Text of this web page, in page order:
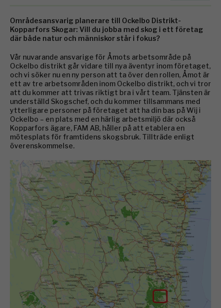
Områdesansvarig planerare till Ockelbo Distrikt-
Kopparfors Skogar: Vill du jobba med skog i ett företag
där både natur och människor står i fokus?
Vår nuvarande ansvarige för Åmots arbetsområde på
Ockelbo distrikt går vidare till nya äventyr inom företaget,
och vi söker nu en ny person att ta över den rollen, Åmot är
ett av tre arbetsområden inom Ockelbo distrikt, och vi tror
att du kommer att trivas riktigt bra i vårt team. Tjänsten är
underställd Skogschef, och du kommer tillsammans med
ytterligare personer på företaget att ha din bas på Wij i
Ockelbo – en plats med en härlig arbetsmiljö där också
Kopparfors ägare, FAM AB, håller på att etablera en
mötesplats för framtidens skogsbruk. Tillträde enligt
överenskommelse.